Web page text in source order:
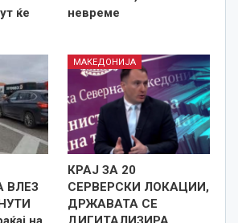
ќе
невреме
ВЛЕЗ
МАКЕДОНИЈА
КРАЈ ЗА 20
СЕРВЕРСКИ ЛОКАЦИИ,
ДРЖАВАТА СЕ